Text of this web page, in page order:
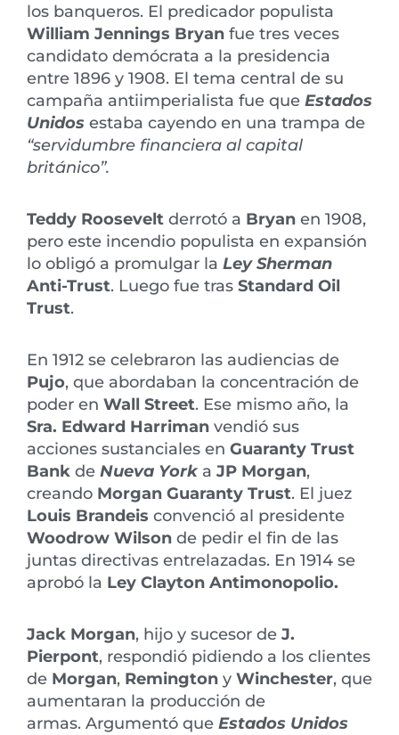
los banqueros. El predicador populista
William Jennings Bryan fue tres veces
candidato demócrata a la presidencia
entre 1896 y 1908. El tema central de su
campaña antiimperialista fue que Estados
Unidos estaba cayendo en una trampa de
“servidumbre financiera al capital
británico”.
Teddy Roosevelt derrotó a Bryan en 1908,
pero este incendio populista en expansión
lo obligó a promulgar la Ley Sherman
Anti-Trust. Luego fue tras Standard Oil
Trust.
En 1912 se celebraron las audiencias de
Pujo, que abordaban la concentración de
poder en Wall Street. Ese mismo año, la
Sra. Edward Harriman vendió sus
acciones sustanciales en Guaranty Trust
Bank de Nueva Yorka JP Morgan,
creando Morgan Guaranty Trust. El juez
Louis Brandeis convenció al presidente
Woodrow Wilson de pedir el fin de las
juntas directivas entrelazadas. En 1914 se
aprobó la Ley Clayton Antimonopolio.
Jack Morgan, hijo y sucesor de J.
Pierpont, respondió pidiendo a los clientes
de Morgan, Remington y Winchester, que
aumentaran la producción de
armas. Argumentó que Estados Unidos